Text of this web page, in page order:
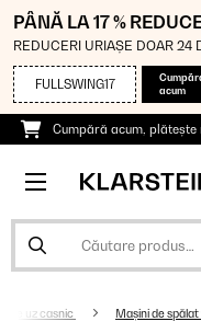
PÂNĂ LA 17 %
REDUCERI URIAȘE DOAR 24
FULLSWING17
acum
Cumpără acum,
de uz casnic Mașini de spălat